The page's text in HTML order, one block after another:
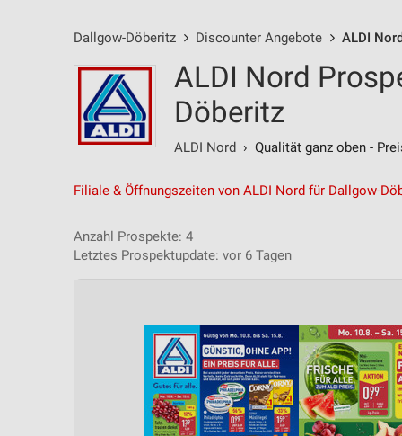
Dallgow-Döberitz Discounter Angebote ALDI
ALDI Nord
Döberitz
ALDI Nord › Qualität ganz oben -
Filiale & Öffnungszeiten von ALDI Nord für Dallgow-
Anzahl Prospekte: 4
Letztes Prospektupdate: vor 6 Tagen